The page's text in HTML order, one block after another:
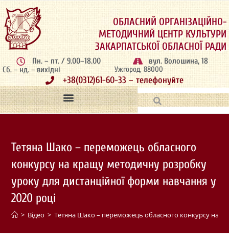
ОБЛАСНИЙ ОРГАНІЗАЦІЙНО-
МЕТОДИЧНИЙ ЦЕНТР КУЛЬТУРИ
ЗАКАРПАТСЬКОЇ ОБЛАСНОЇ РАДИ
Пн. – пт. / 9.00–18.00
Сб. – нд. – вихідні
вул. Волошина, 18
Ужгород, 88000
+38(0312)61-60-33 – телефонуйте
Тетяна Шако – переможець обласного
конкурсу на кращу методичну розробку
уроку для дистанційної форми навчання у
2020 році
> Відео > Тетяна Шако – переможець обласного конкурсу на